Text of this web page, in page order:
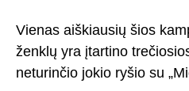
Vienas aiškiausių šios
ženklų yra įtartino
neturinčio jokio ryšio su